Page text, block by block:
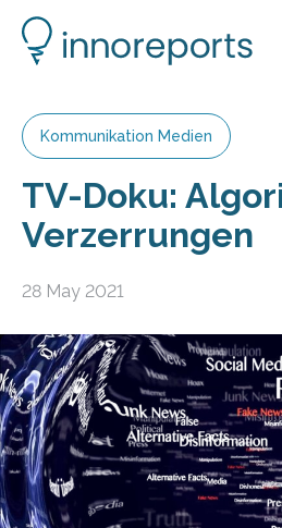
Kommunikation Medien
TV-Doku:
Verzerrungen
28 May 2021